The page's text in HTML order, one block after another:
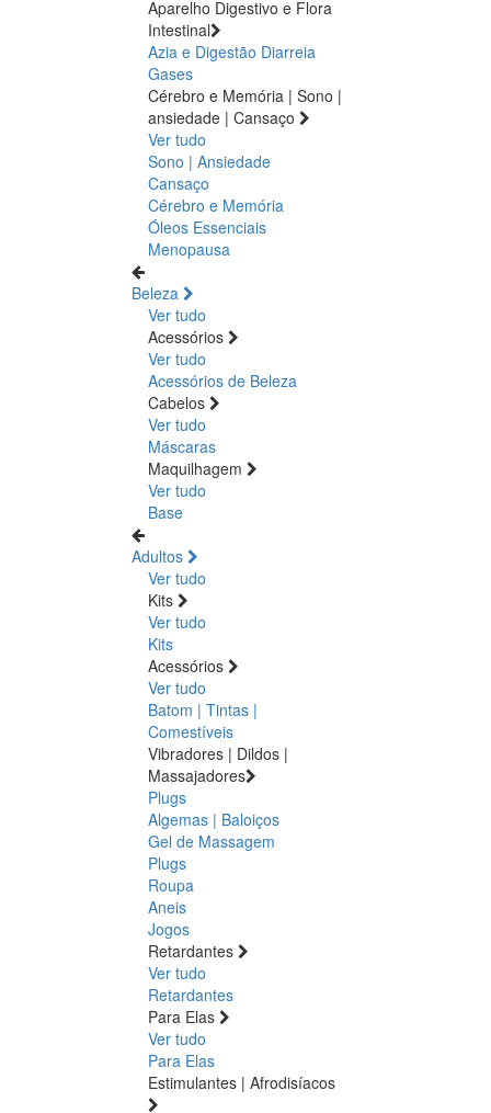
Aparelho Digestivo e Flora
Intestinal
Azia e Digestão Diarreia
Gases
Cérebro e Memória | Sono |
ansiedade | Cansaço
Ver tudo
Sono | Ansiedade
Cansaço
Cérebro e Memória
Óleos Essenciais
Menopausa
Beleza
Ver tudo
Acessórios
Ver tudo
Acessórios de Beleza
Cabelos
Ver tudo
Máscaras
Maquilhagem
Ver tudo
Base
Adultos
Ver tudo
Kits
Ver tudo
Kits
Acessórios
Ver tudo
Batom | Tintas |
Comestíveis
Vibradores | Dildos |
Massajadores
Plugs
Algemas | Baloiços
Gel de Massagem
Plugs
Roupa
Aneis
Jogos
Retardantes
Ver tudo
Retardantes
Para Elas
Ver tudo
Para Elas
Estimulantes | Afrodisíacos